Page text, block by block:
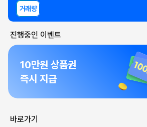
거래량
진행중인 이벤트
10만원 상품권
즉시 지급
바로가기